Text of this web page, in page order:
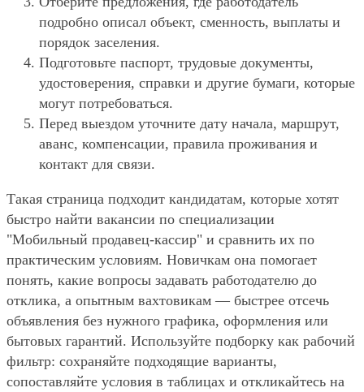
подробно описал объект, сменность, выплаты и
порядок заселения.
Подготовьте паспорт, трудовые документы,
удостоверения, справки и другие бумаги, которые
могут потребоваться.
Перед выездом уточните дату начала, маршрут,
аванс, компенсации, правила проживания и
контакт для связи.
Такая страница подходит кандидатам, которые хотят
быстро найти вакансии по специализации
"Мобильный продавец-кассир" и сравнить их по
практическим условиям. Новичкам она помогает
понять, какие вопросы задавать работодателю до
отклика, а опытным вахтовикам — быстрее отсечь
объявления без нужного графика, оформления или
бытовых гарантий. Используйте подборку как рабочий
фильтр: сохраняйте подходящие варианты,
сопоставляйте условия в таблицах и откликайтесь на